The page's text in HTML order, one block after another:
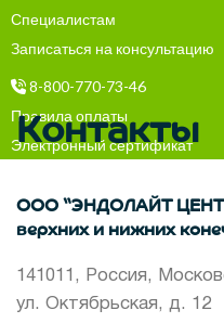
Специалистам
Записаться на консультацию
8-800-770-73-46
Правила оплаты
Электронный сертификат
Контакты
ООО “ЭНДОЛАЙТ
верхних и нижних
141011, Россия,
ул. Октябрьская, д. 12